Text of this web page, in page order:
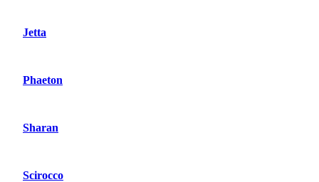
Jetta
Phaeton
Sharan
Scirocco